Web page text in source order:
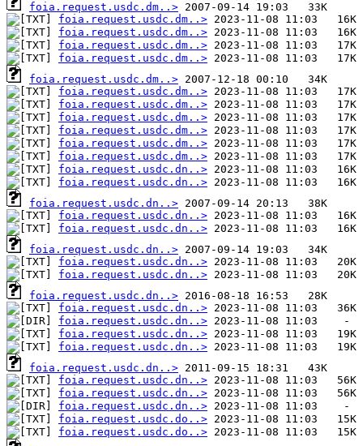
foia.request.usdc.dm..>
foia.request.usdc.dm..>
foia.request.usdc.dm..>
foia.request.usdc.dm..>
foia.request.usdc.dm..>
foia.request.usdc.dm..>
foia.request.usdc.dm..>
foia.request.usdc.dm..>
foia.request.usdc.dm..>
foia.request.usdc.dm..>
foia.request.usdc.dm..>
foia.request.usdc.dm..>
foia.request.usdc.dn..>
foia.request.usdc.dn..>
foia.request.usdc.dn..>
foia.request.usdc.dn..>
foia.request.usdc.dn..>
foia.request.usdc.dn..>
foia.request.usdc.dn..>
foia.request.usdc.dn..>
foia.request.usdc.dn..>
foia.request.usdc.dn..>
foia.request.usdc.dn..>
foia.request.usdc.dn..>
foia.request.usdc.dn..>
foia.request.usdc.dn..>
foia.request.usdc.dn..>
foia.request.usdc.dn..>
foia.request.usdc.dn..>
foia.request.usdc.do..>
foia.request.usdc.do..>